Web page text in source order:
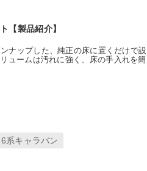
【製品紹介】
ナップした、純正の床に置くだけで設
ュームは汚れに強く、床の手入れを簡
系キャラバン